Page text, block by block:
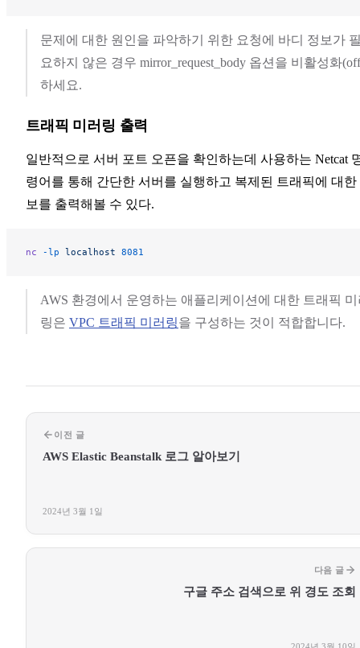
문제에 대한 원인을 파악하기 위한 요청에 바디 정보가
요하지 않은 경우 mirror_request_body 옵션을 비활성화
하세요.
트래픽 미러링 출력
일반적으로 서버 포트 오픈을 확인하는데 사용하는 Netcat
령어를 통해 간단한 서버를 실행하고 복제된 트래픽에 대한
보를 출력해볼 수 있다.
nc -lp localhost 8081
AWS 환경에서 운영하는 애플리케이션에 대한 트래픽 미
링은 VPC 트래픽 미러링을 구성하는 것이 적합합니다.
이전 글
AWS Elastic Beanstalk 로그 알아보기
2024년 3월 1일
다음 글
구글 주소 검색으로 위 경도 조회